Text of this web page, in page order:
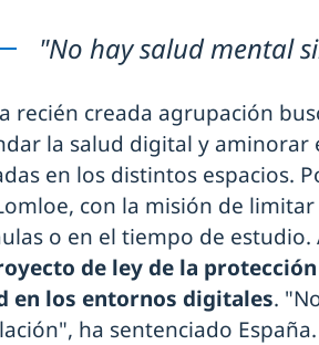
"No hay salud mental
recién creada agrupación
la salud digital y aminorar
en los distintos espacios.
con la misión de
o en el tiempo de estudio.
de ley de la
en los entornos digitales.
ha sentenciado España.